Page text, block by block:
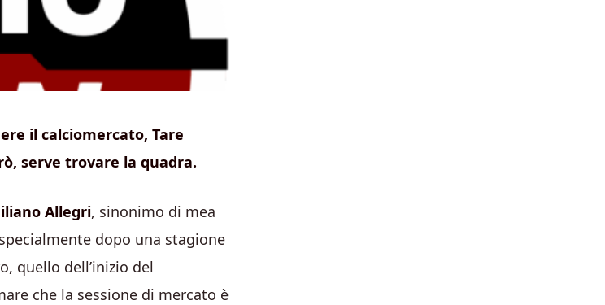
il calciomercato, Tare
serve trovare la quadra.
Allegri, sinonimo di mea
dopo una stagione
quello dell’inizio del
che la sessione di mercato è